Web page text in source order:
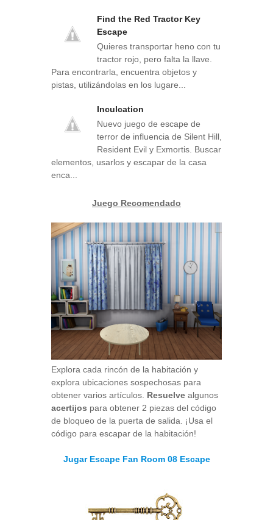
Find the Red Tractor Key
Escape
Quieres transportar heno con tu
tractor rojo, pero falta la llave.
Para encontrarla, encuentra objetos y
pistas, utilizándolas en los lugare...
Inculcation
Nuevo juego de escape de
terror de influencia de Silent Hill,
Resident Evil y Exmortis. Buscar
elementos, usarlos y escapar de la casa
enca...
Juego Recomendado
Explora cada rincón de la habitación y
explora ubicaciones sospechosas para
obtener varios artículos. Resuelve algunos
acertijos para obtener 2 piezas del código
de bloqueo de la puerta de salida. ¡Usa el
código para escapar de la habitación!
Jugar Escape Fan Room 08 Escape